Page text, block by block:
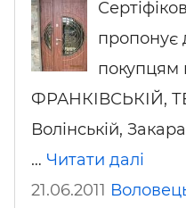
пропонує
покупцям
ФРАНКІВСЬКІЙ,
Волінській,
… Читати далі
21.06.2011